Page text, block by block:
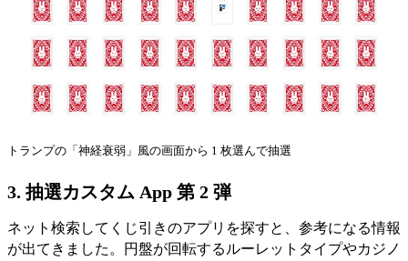
トランプの「神経衰弱」風の画面から 1 枚選んで抽選
3. 抽選カスタム App 第 2 弾
ネット検索してくじ引きのアプリを探すと、参考になる情報
が出てきました。円盤が回転するルーレットタイプやカジノ